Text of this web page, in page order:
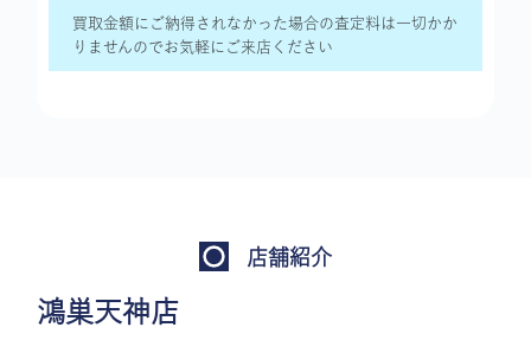
買取金額にご納得されなかった場合の査定料は一切かか
りませんのでお気軽にご来店ください
店舗紹介
鴻巣天神店